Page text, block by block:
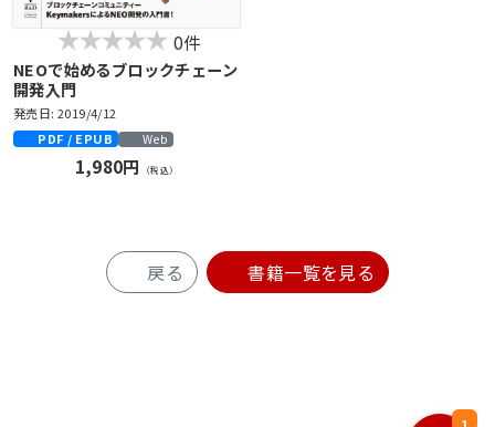
0件
NEOで始めるブロックチェーン
開発入門
発売日: 2019/4/12
PDF / EPUB
Web
1,980円 （税込）
戻る 書籍一覧を見る